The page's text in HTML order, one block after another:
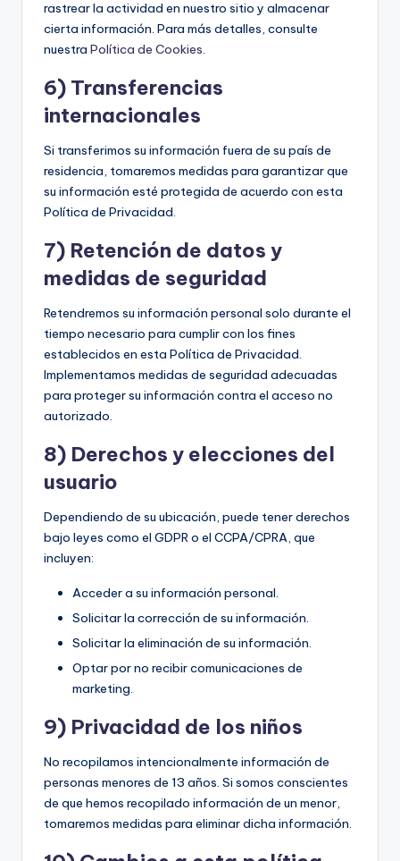
rastrear la actividad en nuestro sitio y almacenar
cierta información. Para más detalles, consulte
nuestra Política de Cookies.
6) Transferencias
internacionales
Si transferimos su información fuera de su país de
residencia, tomaremos medidas para garantizar que
su información esté protegida de acuerdo con esta
Política de Privacidad.
7) Retención de datos y
medidas de seguridad
Retendremos su información personal solo durante el
tiempo necesario para cumplir con los fines
establecidos en esta Política de Privacidad.
Implementamos medidas de seguridad adecuadas
para proteger su información contra el acceso no
autorizado.
8) Derechos y elecciones del
usuario
Dependiendo de su ubicación, puede tener derechos
bajo leyes como el GDPR o el CCPA/CPRA, que
incluyen:
Acceder a su información personal.
Solicitar la corrección de su información.
Solicitar la eliminación de su información.
Optar por no recibir comunicaciones de
marketing.
9) Privacidad de los niños
No recopilamos intencionalmente información de
personas menores de 13 años. Si somos conscientes
de que hemos recopilado información de un menor,
tomaremos medidas para eliminar dicha información.